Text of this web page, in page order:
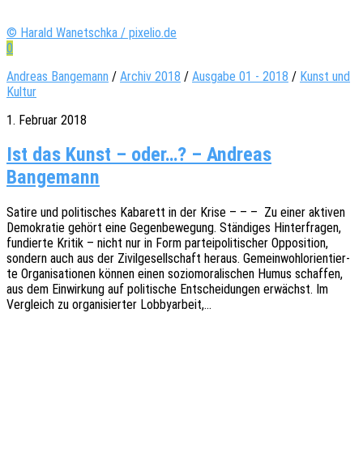
© Harald Wanetschka / pixelio.de
0
Andreas Bangemann / Archiv 2018 / Ausgabe 01 - 2018 / Kunst und
Kultur
1. Februar 2018
Ist das Kunst – oder…? – Andreas
Bangemann
Satire und poli­ti­sches Kaba­rett in der Krise – – – Zu einer akti­ven
Demo­kra­tie gehört eine Gegen­be­we­gung. Stän­di­ges Hinter­fra­gen,
fundier­te Kritik – nicht nur in Form partei­po­li­ti­scher Oppo­si­ti­on,
sondern auch aus der Zivil­ge­sell­schaft heraus. Gemein­wohl­ori­en­tier­
te Orga­ni­sa­tio­nen können einen sozio­mo­ra­li­schen Humus schaf­fen,
aus dem Einwir­kung auf poli­ti­sche Entschei­dun­gen erwächst. Im
Vergleich zu orga­ni­sier­ter Lobbyarbeit,…